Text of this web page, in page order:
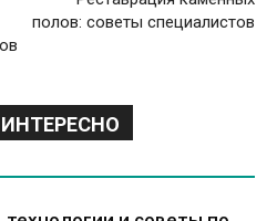
полов: советы специалистов